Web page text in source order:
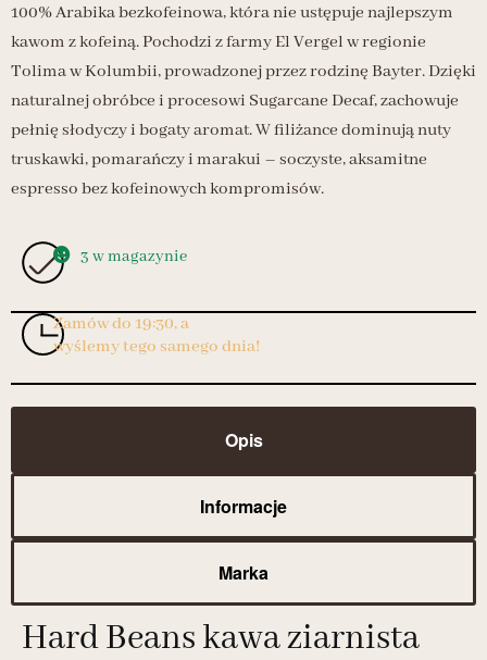
100% Arabika bezkofeinowa, która nie ustępuje najlepszym
kawom z kofeiną. Pochodzi z farmy El Vergel w regionie
Tolima w Kolumbii, prowadzonej przez rodzinę Bayter. Dzięki
naturalnej obróbce i procesowi Sugarcane Decaf, zachowuje
pełnię słodyczy i bogaty aromat. W filiżance dominują nuty
truskawki, pomarańczy i marakui – soczyste, aksamitne
espresso bez kofeinowych kompromisów.
3 w magazynie
Zamów do 19:30, a
wyślemy tego samego dnia!
Opis
Informacje
Marka
Hard Beans kawa ziarnista